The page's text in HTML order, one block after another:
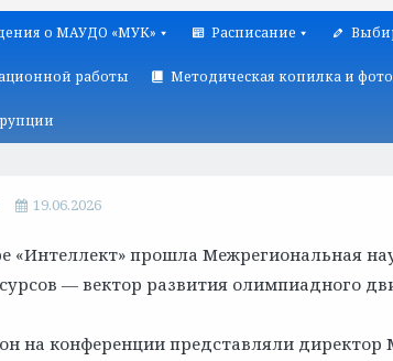
о МАУДО «МУК» Расписание
работы Методическая копилка и
19.06.2026
«Интеллект» прошла Межрегиональная
— вектор развития олимпиадного
на конференции представляли